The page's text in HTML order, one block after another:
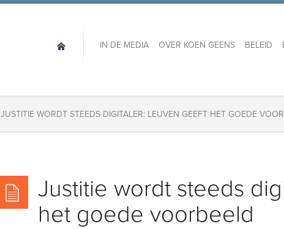
IN DE MEDIA OVER KOEN GEENS BELEID
JUSTITIE WORDT STEEDS DIGITALER: LEUVEN GEEFT HET GOEDE
Justitie wordt steeds
het goede voorbeeld